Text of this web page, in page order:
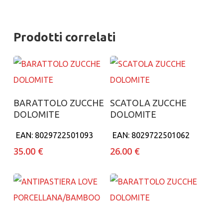
Prodotti correlati
Aggiungi al carrello
BARATTOLO ZUCCHE
DOLOMITE
EAN: 8029722501093
35.00 €
Aggiungi al carrello
SCATOLA ZUCCHE
DOLOMITE
EAN: 8029722501062
26.00 €